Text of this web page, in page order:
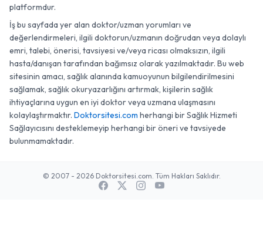
platformdur.
İş bu sayfada yer alan doktor/uzman yorumları ve
değerlendirmeleri, ilgili doktorun/uzmanın doğrudan veya dolaylı
emri, talebi, önerisi, tavsiyesi ve/veya ricası olmaksızın, ilgili
hasta/danışan tarafından bağımsız olarak yazılmaktadır. Bu web
sitesinin amacı, sağlık alanında kamuoyunun bilgilendirilmesini
sağlamak, sağlık okuryazarlığını artırmak, kişilerin sağlık
ihtiyaçlarına uygun en iyi doktor veya uzmana ulaşmasını
kolaylaştırmaktır. Doktorsitesi.com herhangi bir Sağlık Hizmeti
Sağlayıcısını desteklemeyip herhangi bir öneri ve tavsiyede
bulunmamaktadır.
© 2007 - 2026 Doktorsitesi.com. Tüm Hakları Saklıdır.